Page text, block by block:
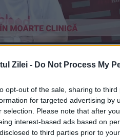
Zilei - Do Not Process My
opt-out of the sale, sharing to
for targeted advertising by
selection. Please note that after
interest-based ads based on
to third parties prior to
la el și i-a cerut o
Sport.ro.